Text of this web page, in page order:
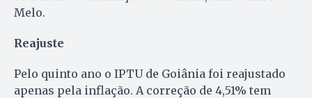
Melo.
Reajuste
Pelo quinto ano o IPTU de Goiânia foi reajustado
apenas pela inflação. A correção de 4,51% tem